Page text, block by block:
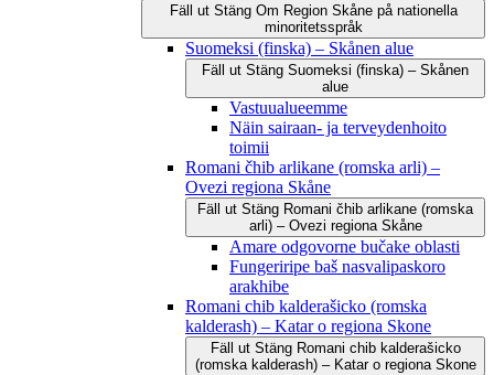
Fäll ut Stäng Om Region Skåne på nationella
minoritetsspråk
Suomeksi (finska) – Skånen alue
Fäll ut Stäng Suomeksi (finska) – Skånen
alue
Vastuualueemme
Näin sairaan- ja terveydenhoito
toimii
Romani čhib arlikane (romska arli) –
Ovezi regiona Skåne
Fäll ut Stäng Romani čhib arlikane (romska
arli) – Ovezi regiona Skåne
Amare odgovorne bučake oblasti
Fungeriripe baš nasvalipaskoro
arakhibe
Romani chib kalderašicko (romska
kalderash) – Katar o regiona Skone
Fäll ut Stäng Romani chib kalderašicko
(romska kalderash) – Katar o regiona Skone